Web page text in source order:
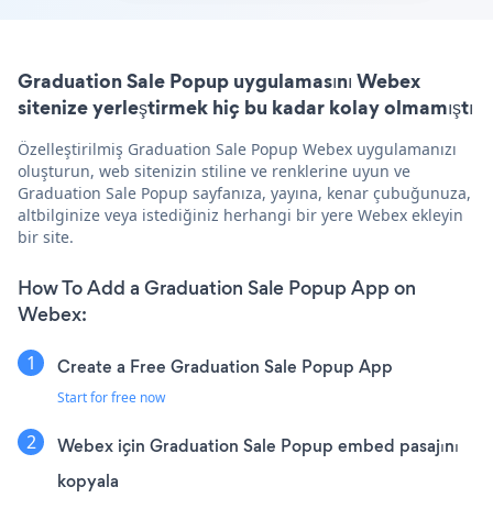
Graduation Sale Popup uygulamasını Webex
sitenize yerleştirmek hiç bu kadar kolay olmamıştı
Özelleştirilmiş Graduation Sale Popup Webex uygulamanızı
oluşturun, web sitenizin stiline ve renklerine uyun ve
Graduation Sale Popup sayfanıza, yayına, kenar çubuğunuza,
altbilginize veya istediğiniz herhangi bir yere Webex ekleyin
bir site.
How To Add a Graduation Sale Popup App on
Webex:
Create a Free Graduation Sale Popup App
Start for free now
Webex için Graduation Sale Popup embed pasajını
kopyala